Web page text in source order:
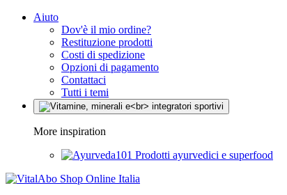
Aiuto
Dov'è il mio ordine?
Restituzione prodotti
Costi di spedizione
Opzioni di pagamento
Contattaci
Tutti i temi
More inspiration
Prodotti ayurvedici e superfood